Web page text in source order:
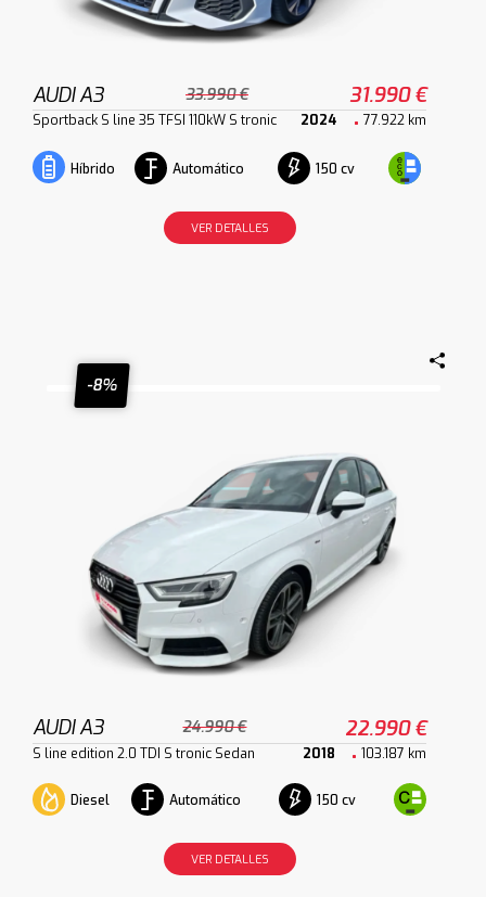
AUDI A3 33.990 € 31.990 €
Sportback S line 35 TFSI 110kW S tronic 2024 77.922 km
Híbrido Automático 150 cv
VER DETALLES
-8%
AUDI A3 24.990 € 22.990 €
S line edition 2.0 TDI S tronic Sedan 2018 103.187 km
Diesel Automático 150 cv
VER DETALLES